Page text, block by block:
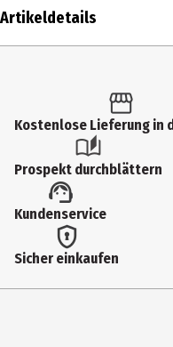
Artikeldetails
Produkttyp
Kindergarten
Altersempfehlung ab
3 Jahre
Artikelnummer des
Kostenlose Lieferung in
Prospekt durchblättern
Kundenservice
Sicher einkaufen